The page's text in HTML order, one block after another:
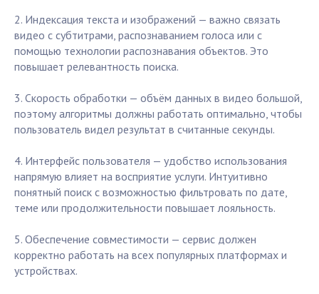
2. Индексация текста и изображений — важно связать
видео с субтитрами, распознаванием голоса или с
помощью технологии распознавания объектов. Это
повышает релевантность поиска.
3. Скорость обработки — объём данных в видео большой,
поэтому алгоритмы должны работать оптимально, чтобы
пользователь видел результат в считанные секунды.
4. Интерфейс пользователя — удобство использования
напрямую влияет на восприятие услуги. Интуитивно
понятный поиск с возможностью фильтровать по дате,
теме или продолжительности повышает лояльность.
5. Обеспечение совместимости — сервис должен
корректно работать на всех популярных платформах и
устройствах.